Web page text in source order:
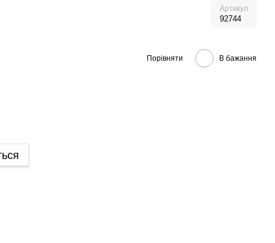
Артикул
92744
Порівняти В бажання